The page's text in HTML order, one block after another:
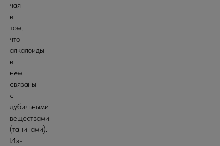
чая
в
том,
что
алкалоиды
в
нем
связаны
с
дубильными
веществами
(танинами).
Из-